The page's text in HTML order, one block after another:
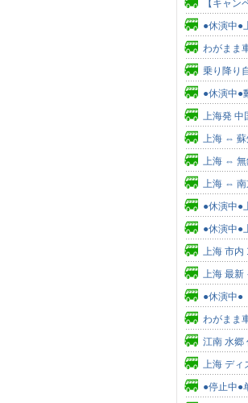
【キャン
●休演中●
わがまま
乗り降り
●休演中●
上海発 中
上海 ⇔ 蘇
上海 ⇔ 無
上海 ⇔ 南
●休演中●
●休演中●
上海 市内
上海 最新
●休演中
わがまま
江南 水郷
上海 ディ
●停止中●